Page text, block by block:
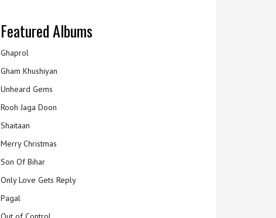
Featured Albums
Ghaprol
Gham Khushiyan
Unheard Gems
Rooh Jaga Doon
Shaitaan
Merry Christmas
Son Of Bihar
Only Love Gets Reply
Pagal